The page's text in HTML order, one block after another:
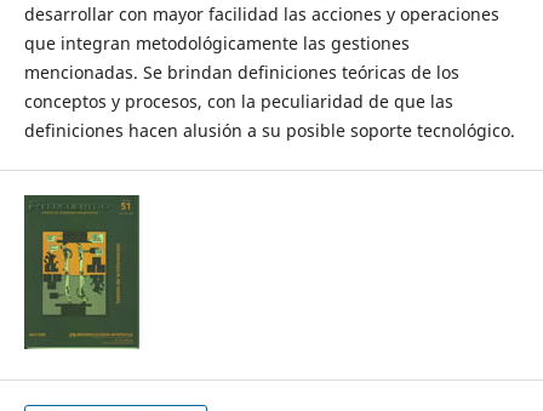
desarrollar con mayor facilidad las acciones y operaciones
que integran metodológicamente las gestiones
mencionadas. Se brindan definiciones teóricas de los
conceptos y procesos, con la peculiaridad de que las
definiciones hacen alusión a su posible soporte tecnológico.